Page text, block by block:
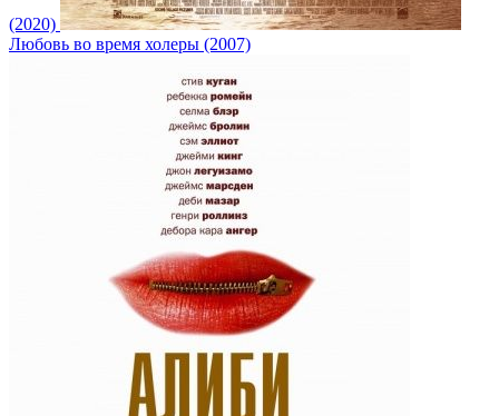
(2020)
Любовь во время холеры (2007)